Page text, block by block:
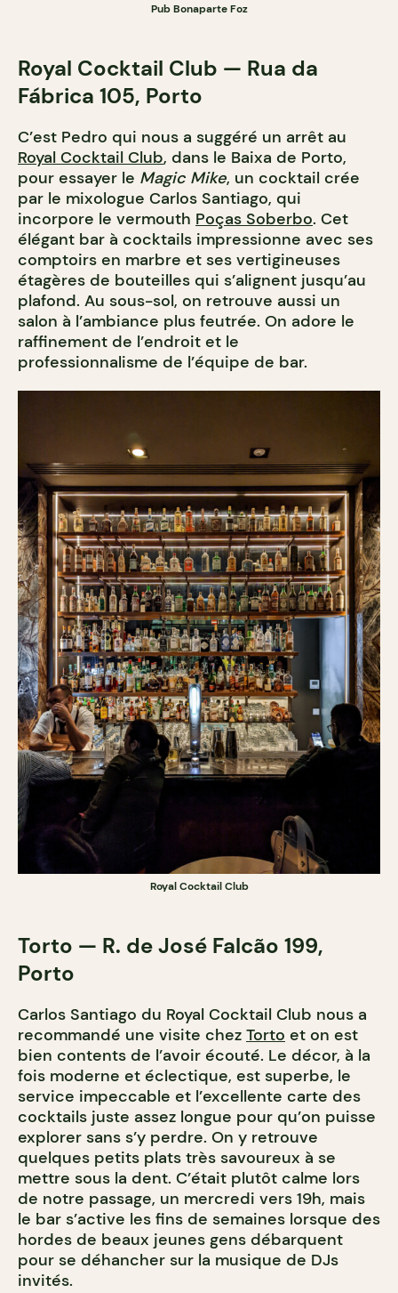
Pub Bonaparte Foz
Royal Cocktail Club — Rua da
Fábrica 105, Porto
C’est Pedro qui nous a suggéré un arrêt au
Royal Cocktail Club, dans le Baixa de Porto,
pour essayer le Magic Mike, un cocktail crée
par le mixologue Carlos Santiago, qui
incorpore le vermouth Poças Soberbo. Cet
élégant bar à cocktails impressionne avec ses
comptoirs en marbre et ses vertigineuses
étagères de bouteilles qui s’alignent jusqu’au
plafond. Au sous-sol, on retrouve aussi un
salon à l’ambiance plus feutrée. On adore le
raffinement de l’endroit et le
professionnalisme de l’équipe de bar.
Royal Cocktail Club
Torto — R. de José Falcão 199,
Porto
Carlos Santiago du Royal Cocktail Club nous a
recommandé une visite chez Torto et on est
bien contents de l’avoir écouté. Le décor, à la
fois moderne et éclectique, est superbe, le
service impeccable et l’excellente carte des
cocktails juste assez longue pour qu’on puisse
explorer sans s’y perdre. On y retrouve
quelques petits plats très savoureux à se
mettre sous la dent. C’était plutôt calme lors
de notre passage, un mercredi vers 19h, mais
le bar s’active les fins de semaines lorsque des
hordes de beaux jeunes gens débarquent
pour se déhancher sur la musique de DJs
invités.